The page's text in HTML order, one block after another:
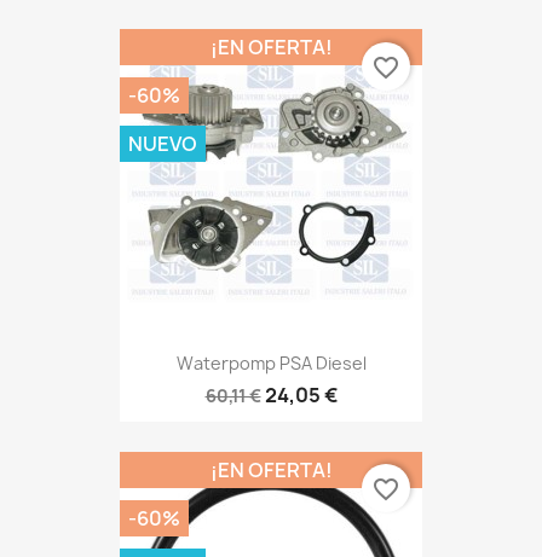
Waterpomp PSA Diesel
60,11 €24,05 €
¡EN OFERTA!
-60%
NUEVO
favorite_border
¡EN OFERTA!
-60%
favorite_border